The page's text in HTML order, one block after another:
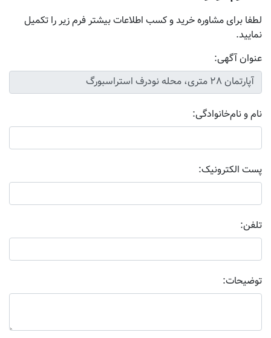
لطفا برای مشاوره خرید و کسب اطلاعات بیشتر فرم زیر را تکمیل
نمایید.
عنوان آگهی:
نام و نام‌خانوادگی:
پست الکترونیک:
تلفن:
توضیحات: